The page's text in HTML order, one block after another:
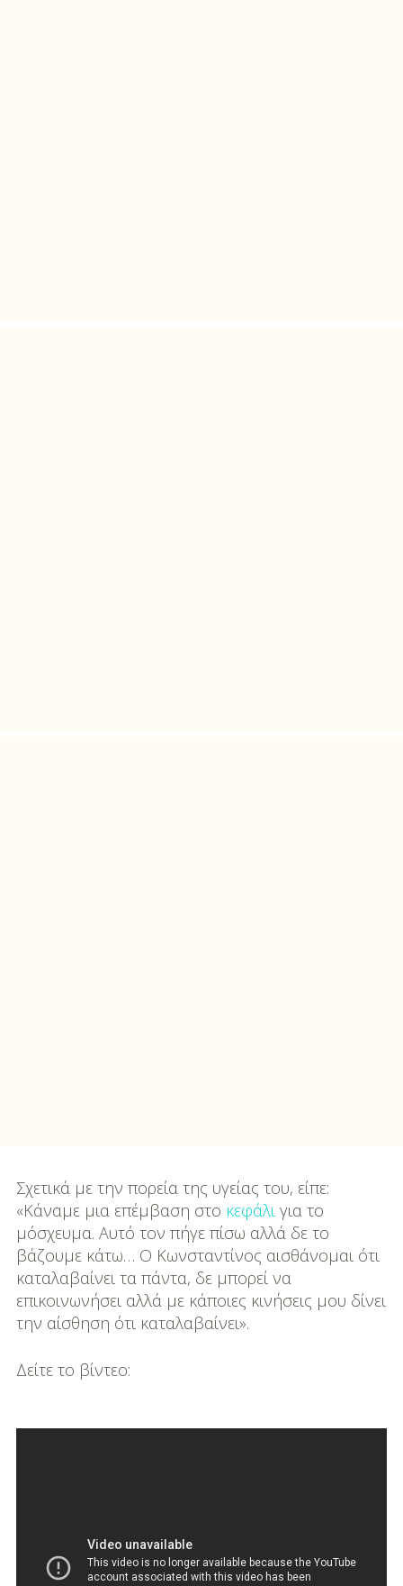
Σχετικά με την πορεία της υγείας του, είπε:
«Κάναμε μια επέμβαση στο κεφάλι για το
μόσχευμα. Αυτό τον πήγε πίσω αλλά δε το
βάζουμε κάτω… Ο Κωνσταντίνος αισθάνομαι ότι
καταλαβαίνει τα πάντα, δε μπορεί να
επικοινωνήσει αλλά με κάποιες κινήσεις μου δίνει
την αίσθηση ότι καταλαβαίνει».
Δείτε το βίντεο: